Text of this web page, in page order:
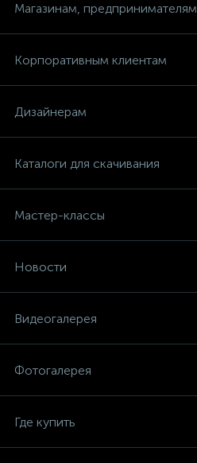
Магазинам, предпринимателям
Корпоративным клиентам
Дизайнерам
Каталоги для скачивания
Мастер-классы
Новости
Видеогалерея
Фотогалерея
Где купить